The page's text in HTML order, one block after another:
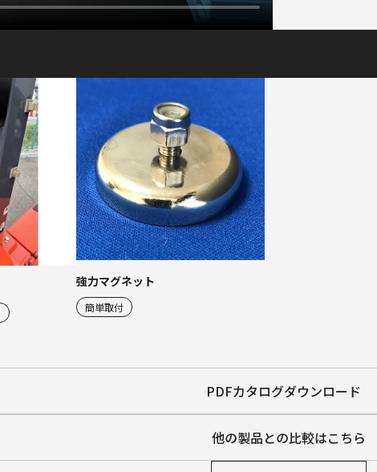
強力マグネット
簡単取付
PDFカタログダウンロード
他の製品との比較はこちら